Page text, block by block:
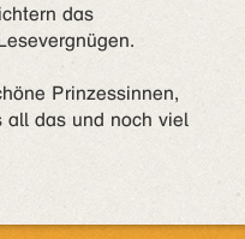
das
Prinzessinnen,
all das und noch viel